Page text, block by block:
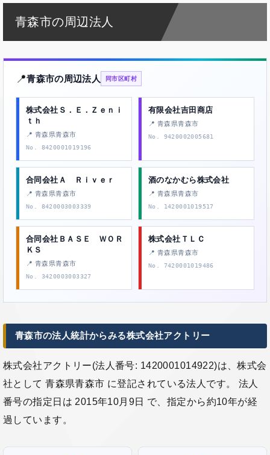
青森市の周辺法人
📍青森市の周辺法人 同市区町村
株式会社Ｓ．Ｅ．Ｚｅｎｉ
ｔｈ
📍 青森県青森市
No. 8420001019196
有限会社吉田商店
📍 青森県青森市
No. 9420002005681
合同会社Ａ Ｒｉｖｅｒ
📍 青森県青森市
No. 8420003003339
酒のなかむら株式会社
📍 青森県青森市
No. 1420001019517
合同会社ＢＡＳＥ ＷＯＲ
ＫＳ
📍 青森県青森市
No. 3420003003327
株式会社ＴＬＣ
📍 青森県青森市
No. 7420001019486
青森市の法人統計からみる株式会社アクトリー
株式会社アクトリー(法人番号: 1420001014922)は、株式会
社として 青森県青森市 に登記されている法人です。 法人
番号の指定日は 2015年10月9日 で、指定から約10年が経
過しています。